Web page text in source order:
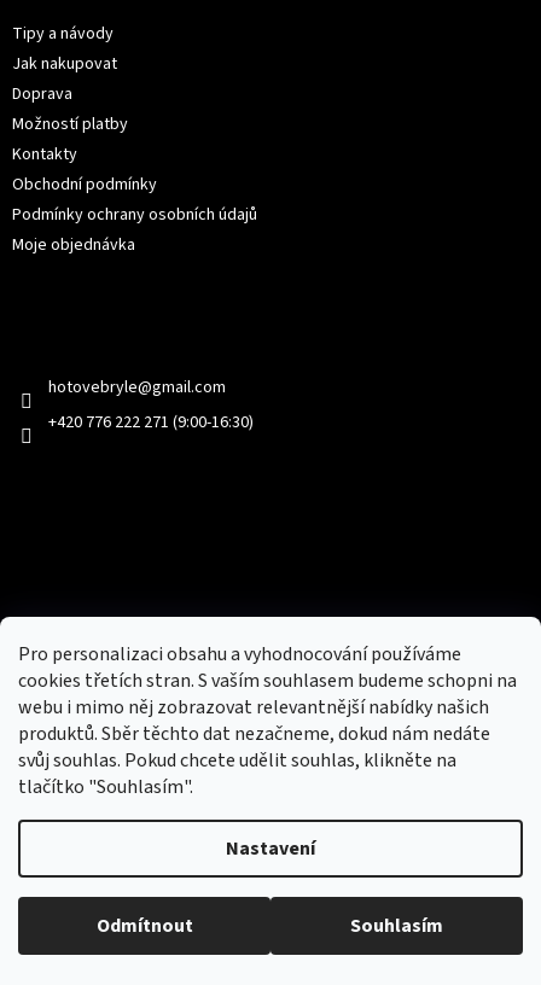
Pro personalizaci obsahu a vyhodnocování používáme
cookies třetích stran. S vaším souhlasem budeme schopni na
webu i mimo něj zobrazovat relevantnější nabídky našich
produktů. Sběr těchto dat nezačneme, dokud nám nedáte
svůj souhlas. Pokud chcete udělit souhlas, klikněte na
tlačítko "Souhlasím".
Nastavení
Odmítnout Souhlasím
Tipy a návody
Jak nakupovat
Doprava
Možností platby
Kontakty
Obchodní podmínky
Podmínky ochrany osobních údajů
Moje objednávka
hotovebryle@gmail.com
+420 776 222 271 (9:00-16:30)
Nový obchod s batohy, cestovními zavazadly, tašky a peněženky
Copyright 2026hotovebryle.cz
. Všechna práva